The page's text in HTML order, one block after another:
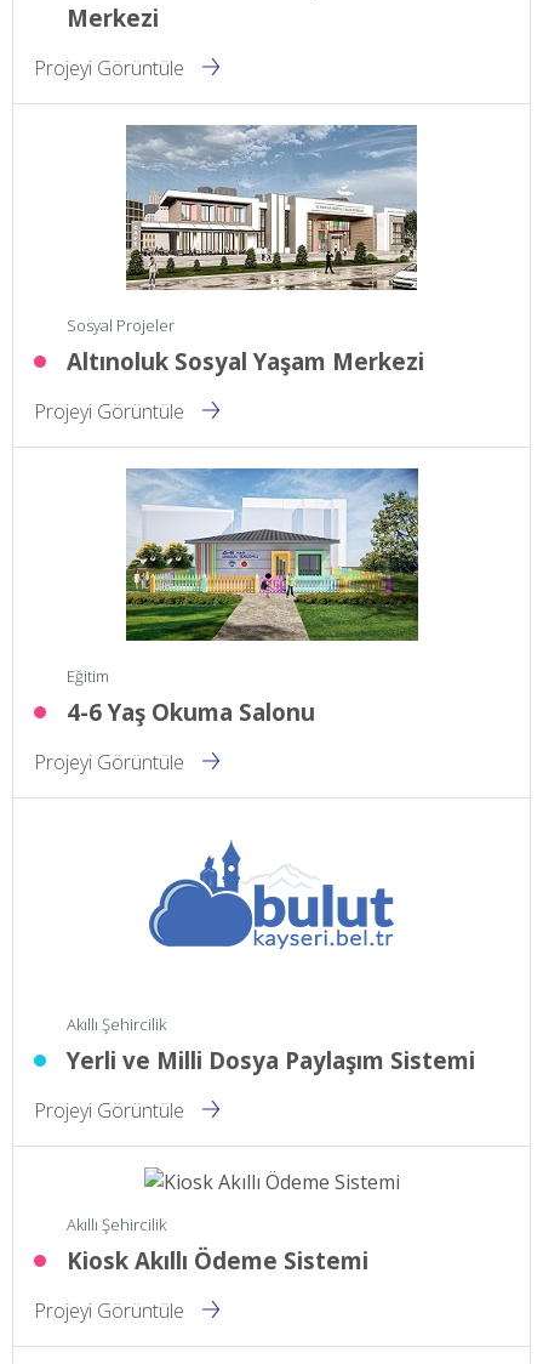
Merkezi
Projeyi Görüntüle
Sosyal Projeler
Altınoluk Sosyal Yaşam Merkezi
Projeyi Görüntüle
Eğitim
4-6 Yaş Okuma Salonu
Projeyi Görüntüle
Akıllı Şehircilik
Yerli ve Milli Dosya Paylaşım Sistemi
Projeyi Görüntüle
Akıllı Şehircilik
Kiosk Akıllı Ödeme Sistemi
Projeyi Görüntüle